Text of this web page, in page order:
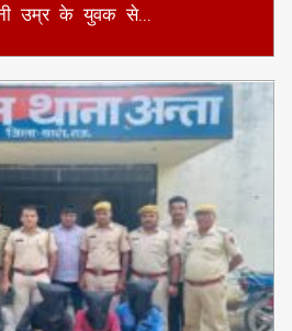
उम्र के युवक से...